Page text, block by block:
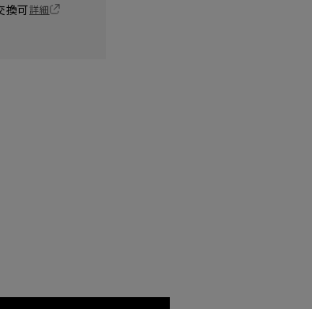
換可詳細